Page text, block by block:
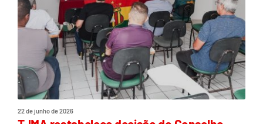
22 de junho de 2026